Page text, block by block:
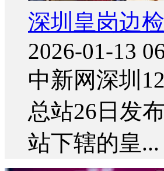
深圳皇岗边
2026-01-13
中新网深圳
总站26日发
站下辖的皇...